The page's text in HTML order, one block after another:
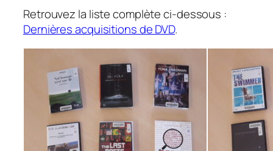
Retrouvez la liste complète ci-dessous :
Dernières acquisitions de DVD.